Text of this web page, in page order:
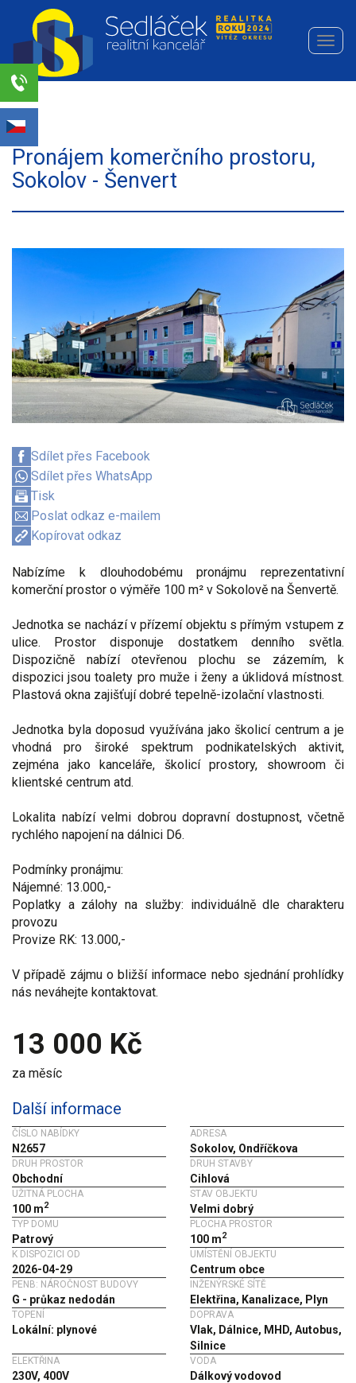
Realitní
kancelář
Sedláček
s.r.o.
Pronájem komerčního prostoru,
Sokolov - Šenvert
Sdílet přes Facebook
Sdílet přes WhatsApp
Tisk
Poslat odkaz e-mailem
Kopírovat odkaz
Nabízíme k dlouhodobému pronájmu reprezentativní
komerční prostor o výměře 100 m² v Sokolově na Šenvertě.
Jednotka se nachází v přízemí objektu s přímým vstupem z
ulice. Prostor disponuje dostatkem denního světla.
Dispozičně nabízí otevřenou plochu se zázemím, k
dispozici jsou toalety pro muže i ženy a úklidová místnost.
Plastová okna zajišťují dobré tepelně-izolační vlastnosti.
Jednotka byla doposud využívána jako školicí centrum a je
vhodná pro široké spektrum podnikatelských aktivit,
zejména jako kanceláře, školicí prostory, showroom či
klientské centrum atd.
Lokalita nabízí velmi dobrou dopravní dostupnost, včetně
rychlého napojení na dálnici D6.
Podmínky pronájmu:
Nájemné: 13.000,-
Poplatky a zálohy na služby: individuálně dle charakteru
provozu
Provize RK: 13.000,-
V případě zájmu o bližší informace nebo sjednání prohlídky
nás neváhejte kontaktovat.
13 000 Kč
za měsíc
Další informace
ČÍSLO NABÍDKY
N2657
ADRESA
Sokolov, Ondříčkova
DRUH PROSTOR
Obchodní
DRUH STAVBY
Cihlová
UŽITNÁ PLOCHA
100 m2
STAV OBJEKTU
Velmi dobrý
TYP DOMU
Patrový
PLOCHA PROSTOR
100 m2
K DISPOZICI OD
2026-04-29
UMÍSTĚNÍ OBJEKTU
Centrum obce
PENB: NÁROČNOST BUDOVY
G - průkaz nedodán
INŽENÝRSKÉ SÍTĚ
Elektřina, Kanalizace, Plyn
TOPENÍ
Lokální: plynové
DOPRAVA
Vlak, Dálnice, MHD, Autobus,
Silnice
ELEKTŘINA
230V, 400V
VODA
Dálkový vodovod